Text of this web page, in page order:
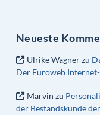
Neueste
Ulrike Wagnerzu
Der Euroweb
Marvin zu
der Bestandskunde